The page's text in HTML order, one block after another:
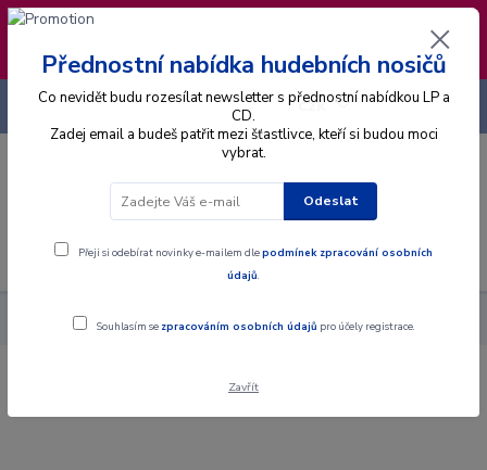
❣️ Od 4.8. do 13.8. čerpám dovolenou. Datum
expedice objednávek se posouvá na pátek
14.8.2026 🐋
Menu
CZK
+420 725 736 293
Alba CD Herbie Hancock - Sound-System - CD
Herbie Hancock - Sound-System - CD
Přednostní nabídka hudebních nosičů
Co nevidět budu rozesílat newsletter s přednostní nabídkou LP a
CD.
Zadej email a budeš patřit mezi šťastlivce, kteří si budou moci
vybrat.
Odeslat
Přeji si odebírat novinky e-mailem dlepodmínek zpracování osobních
údajů.
Souhlasím se zpracováním osobních údajů pro účely registrace.
Zavřít